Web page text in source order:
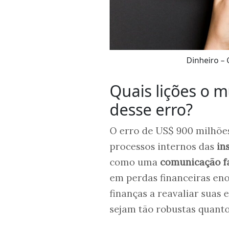
Dinheiro –
Quais lições o
desse erro?
O erro de US$ 900
processos internos das
como uma comunicação
em perdas financeiras
finanças a reavaliar suas
sejam tão robustas